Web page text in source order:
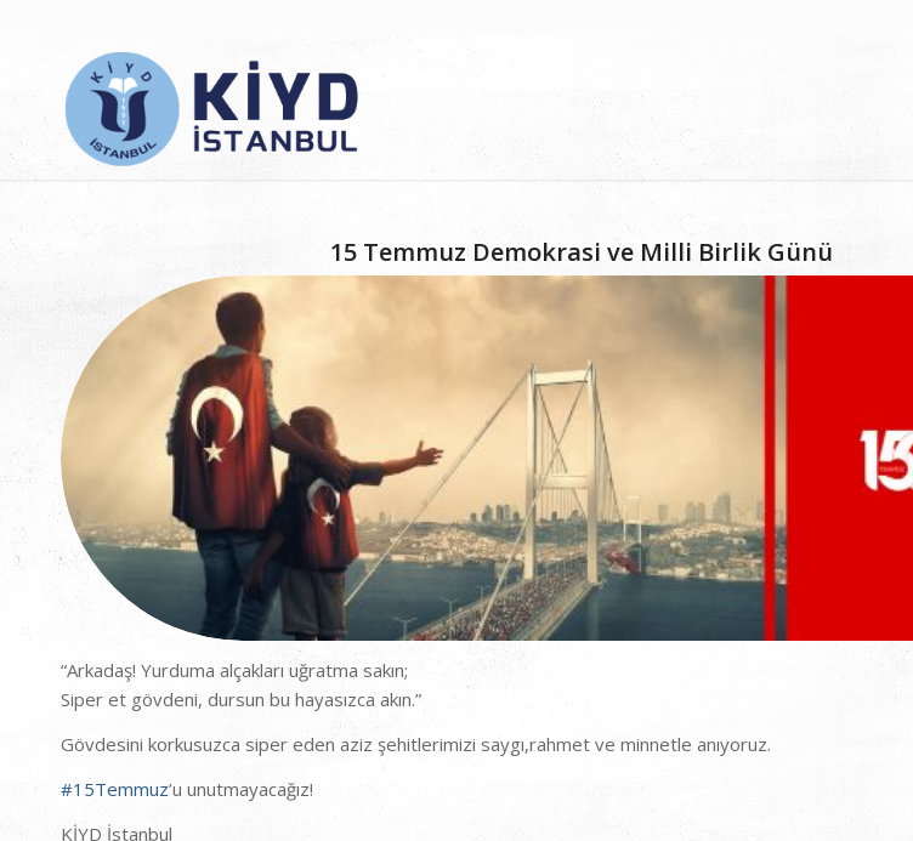
15 Temmuz Demokrasi ve Milli Birlik Günü
“Arkadaş! Yurduma alçakları uğratma sakın;
Siper et gövdeni, dursun bu hayasızca akın.”
Gövdesini korkusuzca siper eden aziz şehitlerimizi saygı,rahmet ve minnetle anıyoruz.
#15Temmuz’u unutmayacağız!
KİYD İstanbul